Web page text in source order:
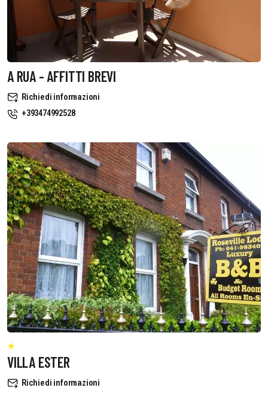
A RUA - AFFITTI BREVI
Richiedi informazioni
+393474992528
VILLA ESTER
Richiedi informazioni